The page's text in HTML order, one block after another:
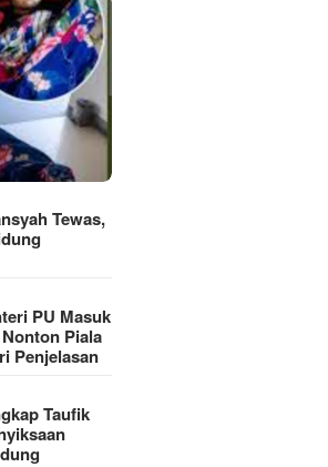
Tewas,
PU Masuk
Piala
Penjelasan
Taufik